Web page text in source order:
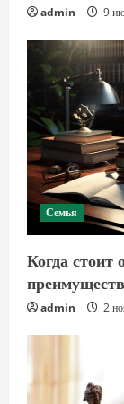
admin 9
Семья
Когда стоит
admin 2